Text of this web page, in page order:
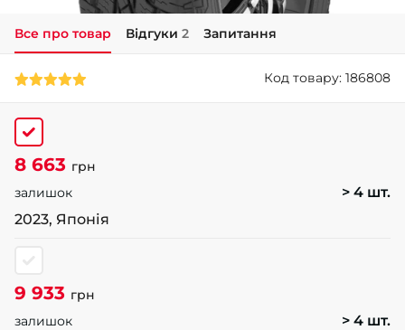
+38 (050)-911-911-2
+38 (099)-643-33-77
Все про товар Відгуки 2 Запитання
Код товару: 186808
8 663 грн
залишок
> 4 шт.
2023, Японія
9 933 грн
залишок
> 4 шт.